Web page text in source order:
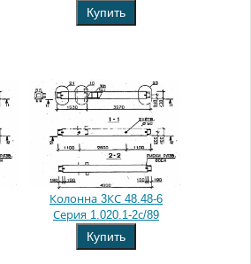
Купить
Колонна 3КС 48.48-6
Серия 1.020.1-2с/89
Купить